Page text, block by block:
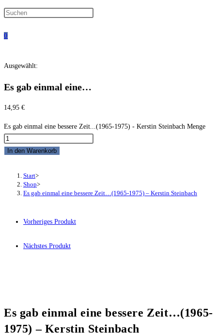
0
Ausgewählt:
Es gab einmal eine…
14,95 €
Es gab einmal eine bessere Zeit...(1965-1975) - Kerstin Steinbach Menge
In den Warenkorb
Start>
Shop>
Es gab einmal eine bessere Zeit…(1965-1975) – Kerstin Steinbach
Vorheriges Produkt
Nächstes Produkt
Es gab einmal eine bessere Zeit…(1965-
1975) – Kerstin Steinbach